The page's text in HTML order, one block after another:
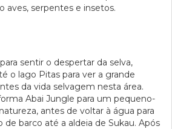
aves, serpentes e insetos.
sentir o despertar da selva,
o lago Pitas para ver a grande
da vida selvagem nesta área.
Abai Jungle para um pequeno-
antes de voltar à água para
barco até a aldeia de Sukau. Após